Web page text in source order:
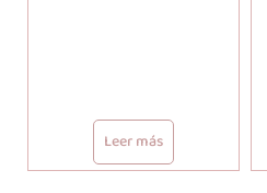
Leer más